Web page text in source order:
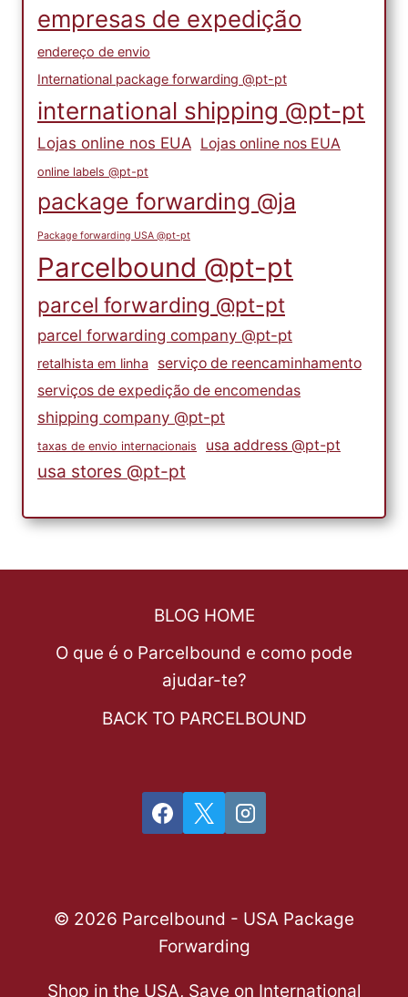
empresas de expedição
endereço de envio
International package forwarding @pt-pt
international shipping @pt-pt
Lojas online nos EUA Lojas online nos EUA
online labels @pt-pt
package forwarding @ja
Package forwarding USA @pt-pt
Parcelbound @pt-pt
parcel forwarding @pt-pt
parcel forwarding company @pt-pt
retalhista em linha
serviço de reencaminhamento
serviços de expedição de encomendas
shipping company @pt-pt
taxas de envio internacionais usa address @pt-pt
usa stores @pt-pt
BLOG HOME
O que é o Parcelbound e como pode
ajudar-te?
BACK TO PARCELBOUND
© 2026 Parcelbound - USA Package
Forwarding
Shop in the USA, Save on International